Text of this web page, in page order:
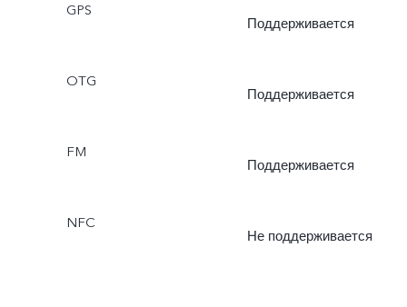
GPS
Поддерживается
OTG
Поддерживается
FM
Поддерживается
NFC
Не поддерживается